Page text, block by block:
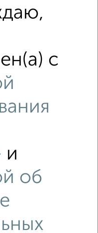
ниже
с
и
об